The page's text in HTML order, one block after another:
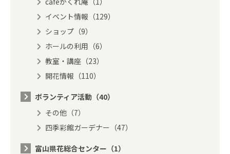
イベント情報（129）
ショップ（9）
ホールの利用（6）
教室・講座（23）
開花情報（110）
ボランティア活動（40）
その他（7）
四季彩館ガーデナー（47）
富山県花総合センター（1）